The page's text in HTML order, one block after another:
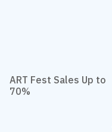
ART Fest Sales Up to
70%